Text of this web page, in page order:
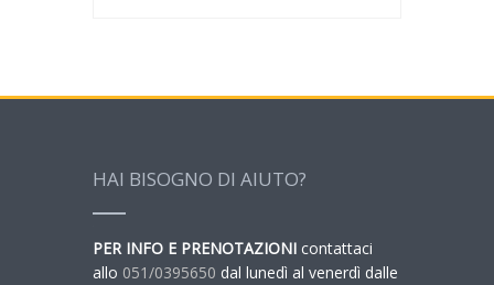
HAI BISOGNO DI AIUTO?
PER INFO E PRENOTAZIONI contattaci
allo 051/0395650 dal lunedì al venerdì dalle